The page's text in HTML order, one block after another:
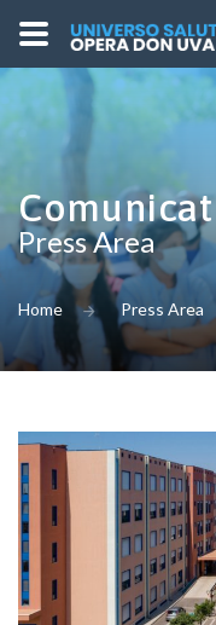
Press Area
Home Press Area